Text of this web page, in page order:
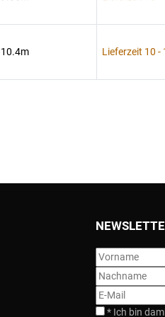
10.4m Lieferzeit 10 -
* Ich bin